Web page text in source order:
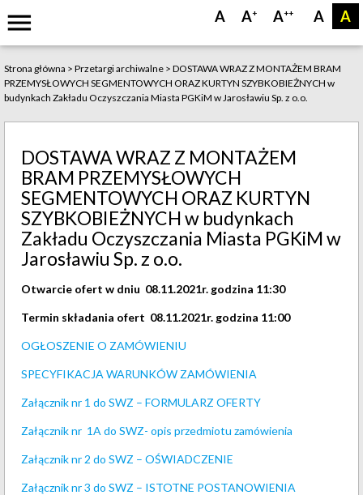
menu A
A
A++
A+
A
Strona główna > Przetargi archiwalne > DOSTAWA WRAZ Z MONTAŻEM BRAM
PRZEMYSŁOWYCH SEGMENTOWYCH ORAZ KURTYN SZYBKOBIEŻNYCH w
budynkach Zakładu Oczyszczania Miasta PGKiM w Jarosławiu Sp. z o.o.
DOSTAWA WRAZ Z MONTAŻEM
BRAM PRZEMYSŁOWYCH
SEGMENTOWYCH ORAZ KURTYN
SZYBKOBIEŻNYCH w budynkach
Zakładu Oczyszczania Miasta PGKiM w
Jarosławiu Sp. z o.o.
Otwarcie ofert w dniu 08.11.2021r. godzina 11:30
Termin składania ofert 08.11.2021r. godzina 11:00
OGŁOSZENIE O ZAMÓWIENIU
SPECYFIKACJA WARUNKÓW ZAMÓWIENIA
Załącznik nr 1 do SWZ – FORMULARZ OFERTY
Załącznik nr 1A do SWZ- opis przedmiotu zamówienia
Załącznik nr 2 do SWZ – OŚWIADCZENIE
Załącznik nr 3 do SWZ – ISTOTNE POSTANOWIENIA